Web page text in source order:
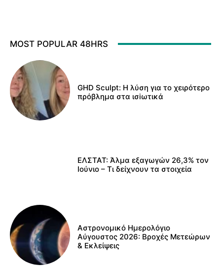
MOST POPULAR 48HRS
GHD Sculpt: Η λύση για το χειρότερο
πρόβλημα στα ισiωτικά
ΕΛΣΤΑΤ: Άλμα εξαγωγών 26,3% τον
Ιούνιο – Τι δείχνουν τα στοιχεία
Αστρονομικό Ημερολόγιο
Αύγουστος 2026: Βροχές Μετεώρων
& Εκλείψεις